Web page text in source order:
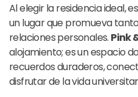
Al elegir la residencia ideal,
un lugar que promueva
relaciones personales. Pink
alojamiento; es un espacio
recuerdos duraderos,
disfrutar de la vida